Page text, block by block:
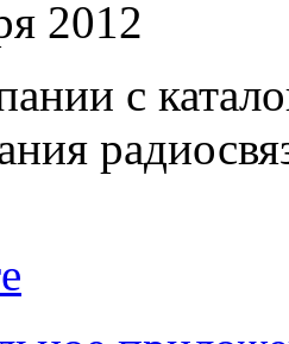
2012
с